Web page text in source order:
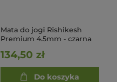
Mata do jogi Rishikesh
Premium 4.5mm - czarna
134,50 zł
Do koszyka